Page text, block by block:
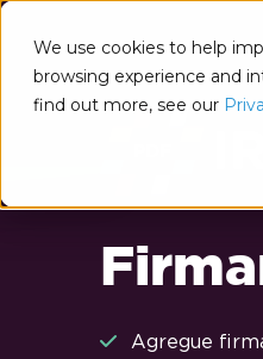
We use cookies to help
browsing experience and
find out more, see our
Saltar al pie de página
Agregue